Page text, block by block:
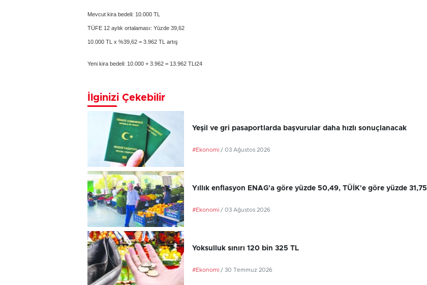
Mevcut kira bedeli: 10.000 TL
TÜFE 12 aylık ortalaması: Yüzde 39,62
10.000 TL x %39,62 = 3.962 TL artış
Yeni kira bedeli: 10.000 + 3.962 = 13.962 TLt24
İlginizi Çekebilir
Yeşil ve gri pasaportlarda başvurular daha hızlı sonuçlanacak
#Ekonomi / 03 Ağustos 2026
Yıllık enflasyon ENAG'a göre yüzde 50,49, TÜİK'e göre yüzde 31,75
#Ekonomi / 03 Ağustos 2026
Yoksulluk sınırı 120 bin 325 TL
#Ekonomi / 30 Temmuz 2026